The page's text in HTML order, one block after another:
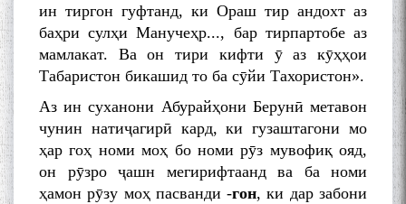
ин тиргон гуфтанд, ки Ораш тир андохт аз
баҳри сулҳи Манучеҳр..., бар тирпартобе аз
мамлакат. Ва он тири кифти ӯ аз кӯҳҳои
Табаристон бикашид то ба сӯйи Тахористон».
Аз ин суханони Абурайҳони Берунӣ метавон
чунин натиҷагирӣ кард, ки гузаштагони мо
ҳар гоҳ номи моҳ бо номи рӯз мувофиқ ояд,
он рӯзро ҷашн мегирифтаанд ва ба номи
ҳамон рӯзу моҳ пасванди -гон, ки дар забони